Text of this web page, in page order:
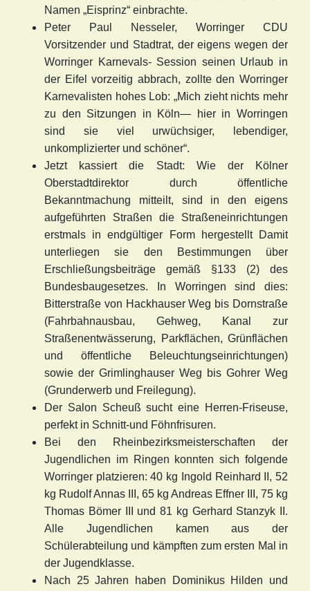
Namen „Eisprinz“ einbrachte.
Peter Paul Nesseler, Worringer CDU
Vorsitzender und Stadtrat, der eigens wegen der
Worringer Karnevals- Session seinen Urlaub in
der Eifel vorzeitig abbrach, zollte den Worringer
Karnevalisten hohes Lob: „Mich zieht nichts mehr
zu den Sitzungen in Köln— hier in Worringen
sind sie viel urwüchsiger, lebendiger,
unkomplizierter und schöner“.
Jetzt kassiert die Stadt: Wie der Kölner
Oberstadtdirektor durch öffentliche
Bekanntmachung mitteilt, sind in den eigens
aufgeführten Straßen die Straßeneinrichtungen
erstmals in endgültiger Form hergestellt Damit
unterliegen sie den Bestimmungen über
Erschließungsbeiträge gemäß §133 (2) des
Bundesbaugesetzes. In Worringen sind dies:
Bitterstraße von Hackhauser Weg bis Dornstraße
(Fahrbahnausbau, Gehweg, Kanal zur
Straßenentwässerung, Parkflächen, Grünflächen
und öffentliche Beleuchtungseinrichtungen)
sowie der Grimlinghauser Weg bis Gohrer Weg
(Grunderwerb und Freilegung).
Der Salon Scheuß sucht eine Herren-Friseuse,
perfekt in Schnitt-und Föhnfrisuren.
Bei den Rheinbezirksmeisterschaften der
Jugendlichen im Ringen konnten sich folgende
Worringer platzieren: 40 kg Ingold Reinhard II, 52
kg Rudolf Annas III, 65 kg Andreas Effner III, 75 kg
Thomas Bömer III und 81 kg Gerhard Stanzyk II.
Alle Jugendlichen kamen aus der
Schülerabteilung und kämpften zum ersten Mal in
der Jugendklasse.
Nach 25 Jahren haben Dominikus Hilden und